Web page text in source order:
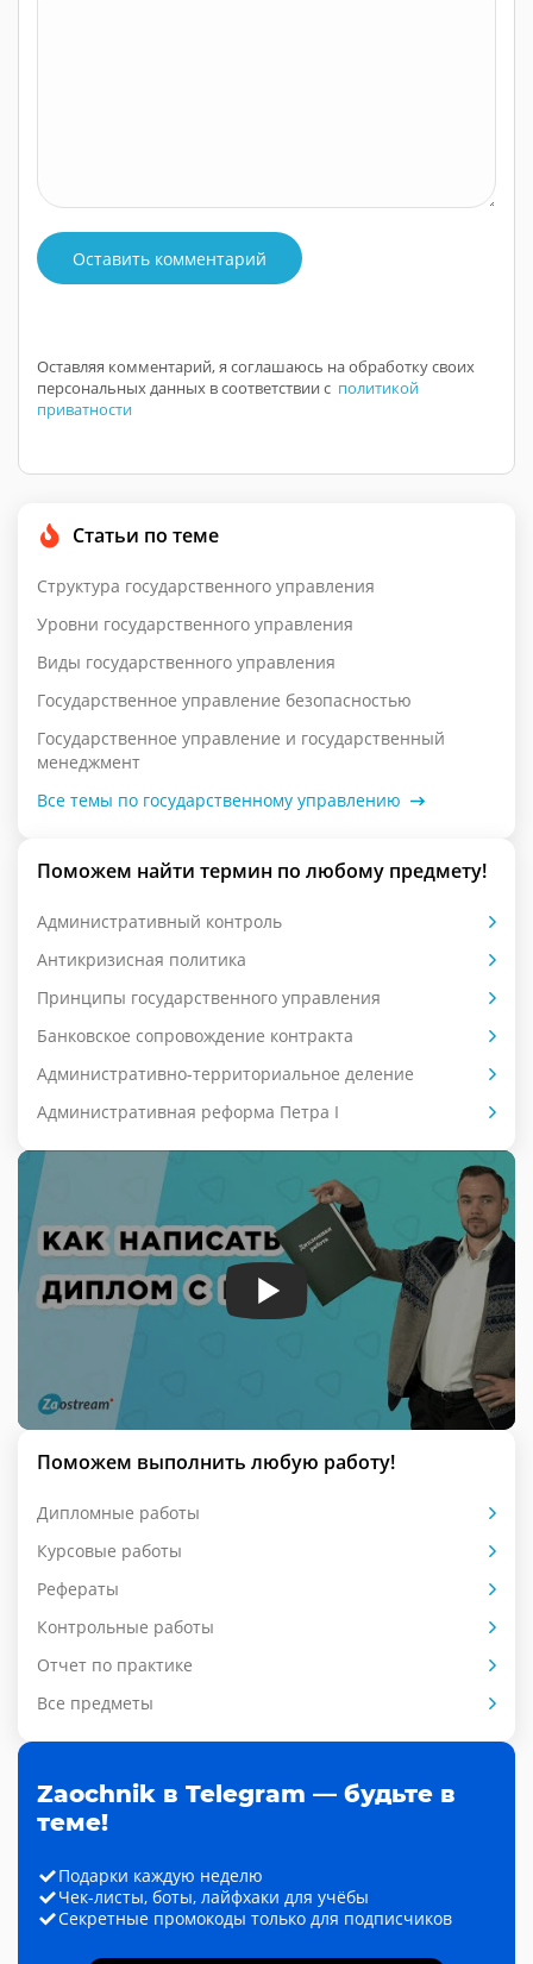
Оставить комментарий
Оставляя комментарий, я соглашаюсь на обработку своих
персональных данных в соответствии с политикой
приватности
Статьи по теме
Структура государственного управления
Уровни государственного управления
Виды государственного управления
Государственное управление безопасностью
Государственное управление и государственный
менеджмент
Все темы по государственному управлению
Поможем найти термин по любому предмету!
Административный контроль
Антикризисная политика
Принципы государственного управления
Банковское сопровождение контракта
Административно-территориальное деление
Административная реформа Петра I
Поможем выполнить любую работу!
Дипломные работы
Курсовые работы
Рефераты
Контрольные работы
Отчет по практике
Все предметы
Zaochnik в Telegram — будьте в
теме!
Подарки каждую неделю
Чек-листы, боты, лайфхаки для учёбы
Секретные промокоды только для подписчиков